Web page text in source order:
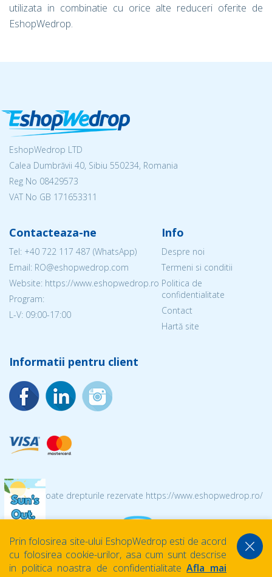
utilizata in combinatie cu orice alte reduceri oferite de
EshopWedrop.
EshopWedrop LTD
Calea Dumbrăvii 40, Sibiu 550234, Romania
Reg No 08429573
VAT No GB 171653311
Contacteaza-ne
Tel: +40 722 117 487 (WhatsApp)
Email: RO@eshopwedrop.com
Website: https://www.eshopwedrop.ro
Program:
L-V: 09:00-17:00
Info
Despre noi
Termeni si conditii
Politica de
confidentialitate
Contact
Hartă site
Informatii pentru client
© 2026 Toate drepturile rezervate https://www.eshopwedrop.ro/
Prin folosirea site-ului EshopWedrop esti de acord
cu folosirea cookie-urilor, asa cum sunt descrise
in politica noastra de confidentialitateAfla mai